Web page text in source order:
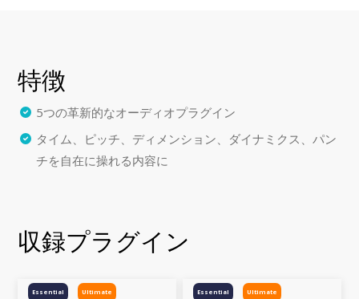
特徴
5つの革新的なオーディオプラグイン
タイム、ピッチ、ディメンション、ダイナミクス、パン
チを自在に操れる内容に
収録プラグイン
Ultimate
Essential Ultimate
Essential